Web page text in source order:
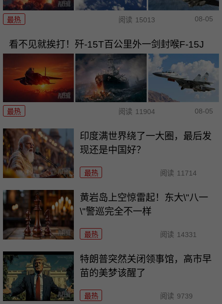
最热 阅读 15013 08-05
看不见就挨打！歼-15T百公里外一剑封喉F-15J
最热 阅读 11904 08-05
印度满世界绕了一大圈，最后发
现还是中国好？
最热 阅读 11714
黄岩岛上空惊雷起！东大\"八一
\"警巡完全不一样
最热 阅读 14331
特朗普突然关闭领事馆，高市早
苗的美梦该醒了
最热 阅读 9739